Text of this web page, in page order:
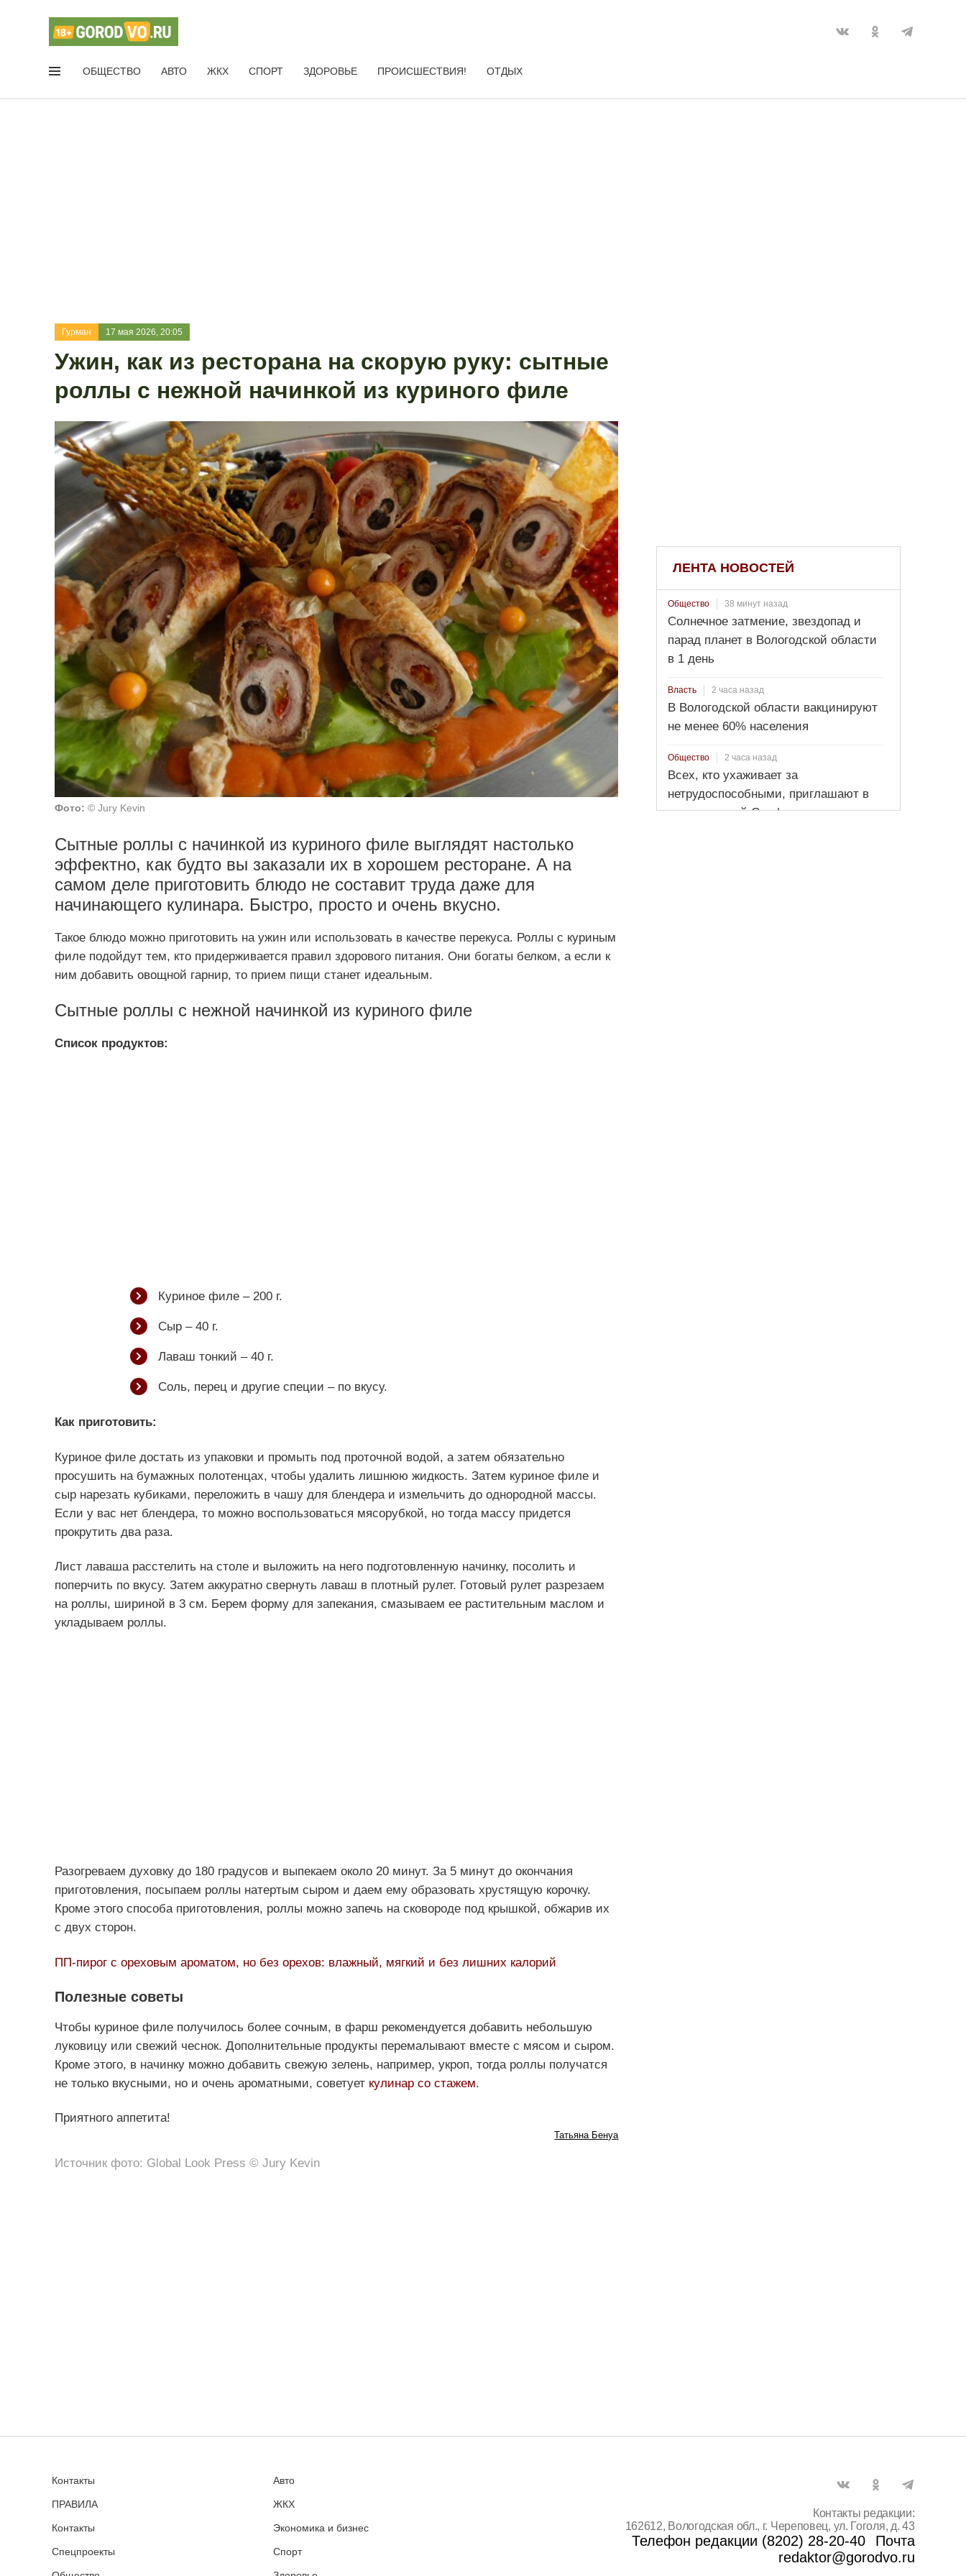
ОБЩЕСТВО АВТО ЖКХ СПОРТ ЗДОРОВЬЕ ПРОИСШЕСТВИЯ! ОТДЫХ
Гурман 17 мая 2026, 20:05
Ужин, как из ресторана на скорую руку: сытные
роллы с нежной начинкой из куриного филе
Фото: © Jury Kevin
Сытные роллы с начинкой из куриного филе выглядят настолько
эффектно, как будто вы заказали их в хорошем ресторане. А на
самом деле приготовить блюдо не составит труда даже для
начинающего кулинара. Быстро, просто и очень вкусно.
Такое блюдо можно приготовить на ужин или использовать в качестве перекуса. Роллы с куриным
филе подойдут тем, кто придерживается правил здорового питания. Они богаты белком, а если к
ним добавить овощной гарнир, то прием пищи станет идеальным.
Сытные роллы с нежной начинкой из куриного филе
Список продуктов:
Куриное филе – 200 г.
Сыр – 40 г.
Лаваш тонкий – 40 г.
Соль, перец и другие специи – по вкусу.
Как приготовить:
Куриное филе достать из упаковки и промыть под проточной водой, а затем обязательно
просушить на бумажных полотенцах, чтобы удалить лишнюю жидкость. Затем куриное филе и
сыр нарезать кубиками, переложить в чашу для блендера и измельчить до однородной массы.
Если у вас нет блендера, то можно воспользоваться мясорубкой, но тогда массу придется
прокрутить два раза.
Лист лаваша расстелить на столе и выложить на него подготовленную начинку, посолить и
поперчить по вкусу. Затем аккуратно свернуть лаваш в плотный рулет. Готовый рулет разрезаем
на роллы, шириной в 3 см. Берем форму для запекания, смазываем ее растительным маслом и
укладываем роллы.
Разогреваем духовку до 180 градусов и выпекаем около 20 минут. За 5 минут до окончания
приготовления, посыпаем роллы натертым сыром и даем ему образовать хрустящую корочку.
Кроме этого способа приготовления, роллы можно запечь на сковороде под крышкой, обжарив их
с двух сторон.
ПП-пирог с ореховым ароматом, но без орехов: влажный, мягкий и без лишних калорий
Полезные советы
Чтобы куриное филе получилось более сочным, в фарш рекомендуется добавить небольшую
луковицу или свежий чеснок. Дополнительные продукты перемалывают вместе с мясом и сыром.
Кроме этого, в начинку можно добавить свежую зелень, например, укроп, тогда роллы получатся
не только вкусными, но и очень ароматными, советует кулинар со стажем.
Приятного аппетита!
Татьяна Бенуа
Источник фото: Global Look Press © Jury Kevin
ЛЕНТА НОВОСТЕЙ
Общество 38 минут назад
Солнечное затмение, звездопад и
парад планет в Вологодской области
в 1 день
Власть 2 часа назад
В Вологодской области вакцинируют
не менее 60% населения
Общество 2 часа назад
Всех, кто ухаживает за
нетрудоспособными, приглашают в
региональный Соцфонд
Контакты
ПРАВИЛА
Контакты
Спецпроекты
Авто
ЖКХ
Экономика и бизнес
Спорт
Контакты редакции:
162612, Вологодская обл., г. Череповец, ул. Гоголя, д. 43
Телефон редакции (8202) 28-20-40
Почта
redaktor@gorodvo.ru